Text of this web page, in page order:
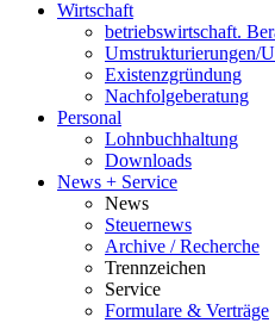
Wirtschaft
betriebswirtschaft.
Umstrukturierungen/
Existenzgründung
Nachfolgeberatung
Personal
Lohnbuchhaltung
Downloads
News + Service
News
Steuernews
Archive / Recherche
Trennzeichen
Service
Formulare & Verträge